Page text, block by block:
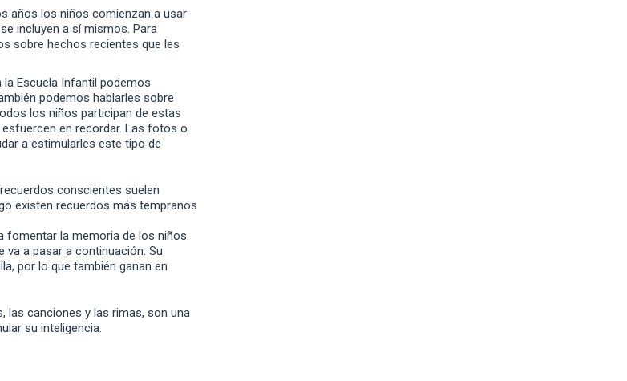
años los niños comienzan a usar
incluyen a sí mismos. Para
sobre hechos recientes que les
la Escuela Infantil podemos
podemos hablarles sobre
los niños participan de estas
en recordar. Las fotos o
a estimularles este tipo de
conscientes suelen
existen recuerdos más tempranos
fomentar la memoria de los niños.
va a pasar a continuación. Su
por lo que también ganan en
las canciones y las rimas, son una
su inteligencia.